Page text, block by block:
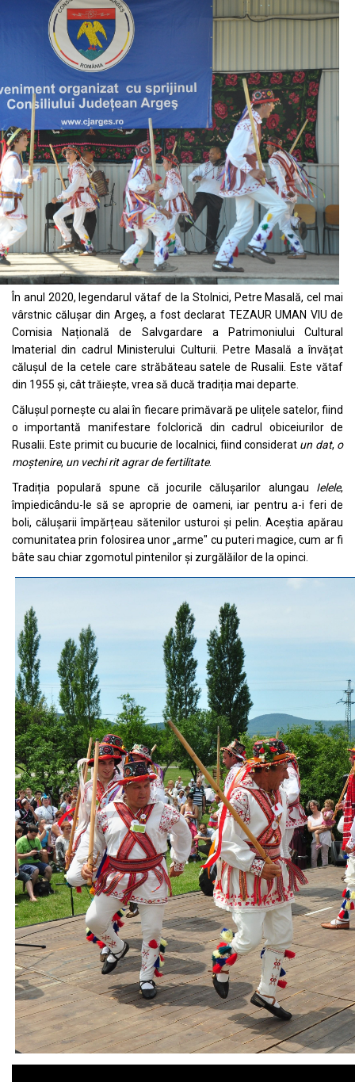
În anul 2020, legendarul vătaf de la Stolnici, Petre Masală, cel mai
vârstnic călușar din Argeș, a fost declarat TEZAUR UMAN VIU de
Comisia Națională de Salvgardare a Patrimoniului Cultural
Imaterial din cadrul Ministerului Culturii. Petre Masală a învățat
călușul de la cetele care străbăteau satele de Rusalii. Este vătaf
din 1955 și, cât trăiește, vrea să ducă tradiția mai departe.
Călușul pornește cu alai în fiecare primăvară pe ulițele satelor, fiind
o importantă manifestare folclorică din cadrul obiceiurilor de
Rusalii. Este primit cu bucurie de localnici, fiind considerat un dat, o
moștenire, un vechi rit agrar de fertilitate.
Tradiția populară spune că jocurile călușarilor alungau Ielele,
împiedicându-le să se aproprie de oameni, iar pentru a-i feri de
boli, călușarii împărțeau sătenilor usturoi și pelin. Aceștia apărau
comunitatea prin folosirea unor „arme" cu puteri magice, cum ar fi
bâte sau chiar zgomotul pintenilor și zurgălăilor de la opinci.